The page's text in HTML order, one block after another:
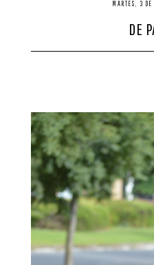
MARTES, 3
DE